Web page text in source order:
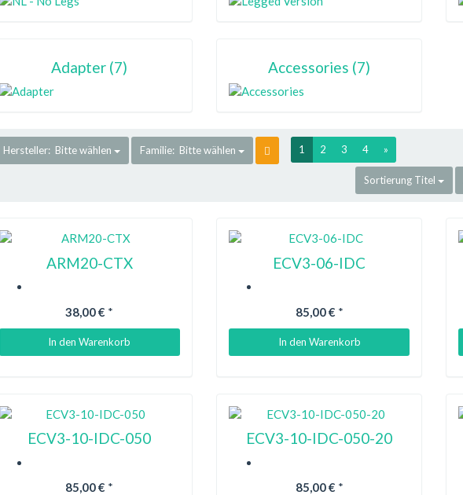
Adapter (7) Accessories (7)
Hersteller: Bitte wählen Familie: Bitte wählen 1 2 3 4 »
Sortierung Titel
ARM20-CTX
38,00 € *
In den Warenkorb
ECV3-06-IDC
85,00 € *
In den Warenkorb
ECV3-10-IDC-050
85,00 € *
ECV3-10-IDC-050-20
85,00 € *